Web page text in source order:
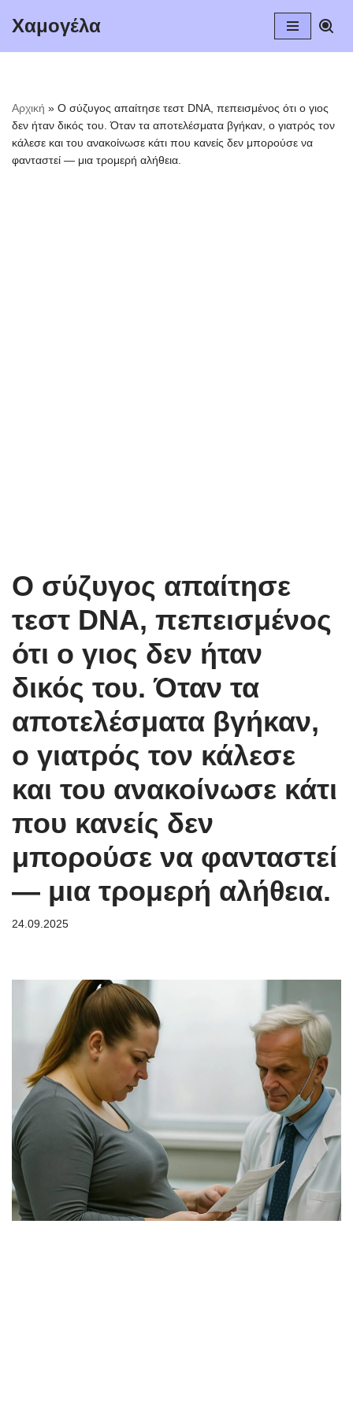
Χαμογέλα
Αρχική » Ο σύζυγος απαίτησε τεστ DNA, πεπεισμένος ότι ο γιος
δεν ήταν δικός του. Όταν τα αποτελέσματα βγήκαν, ο γιατρός τον
κάλεσε και του ανακοίνωσε κάτι που κανείς δεν μπορούσε να
φανταστεί — μια τρομερή αλήθεια.
Ο σύζυγος απαίτησε
τεστ DNA, πεπεισμένος
ότι ο γιος δεν ήταν
δικός του. Όταν τα
αποτελέσματα βγήκαν,
ο γιατρός τον κάλεσε
και του ανακοίνωσε κάτι
που κανείς δεν
μπορούσε να φανταστεί
— μια τρομερή αλήθεια.
24.09.2025